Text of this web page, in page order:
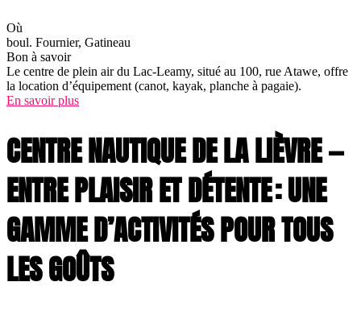
Où
boul. Fournier, Gatineau
Bon à savoir
Le centre de plein air du Lac-Leamy, situé au 100, rue Atawe, offre
la location d’équipement (canot, kayak, planche à pagaie).
En savoir plus
CENTRE NAUTIQUE DE LA LIÈVRE —
ENTRE PLAISIR ET DÉTENTE : UNE
GAMME D’ACTIVITÉS POUR TOUS
LES GOÛTS